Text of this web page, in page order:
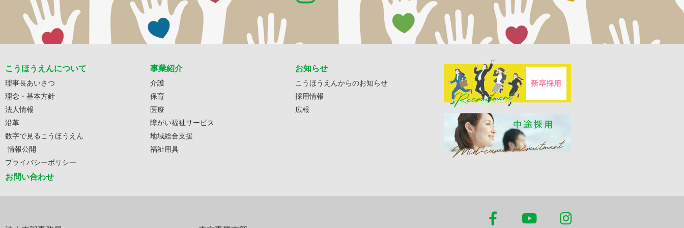
こうほうえんについて
理事長あいさつ
理念・基本方針
法人情報
沿革
数字で見るこうほうえん
情報公開
プライバシーポリシー
お問い合わせ
事業紹介
介護
保育
医療
障がい福祉サービス
地域総合支援
福祉用具
お知らせ
こうほうえんからのお知らせ
採用情報
広報